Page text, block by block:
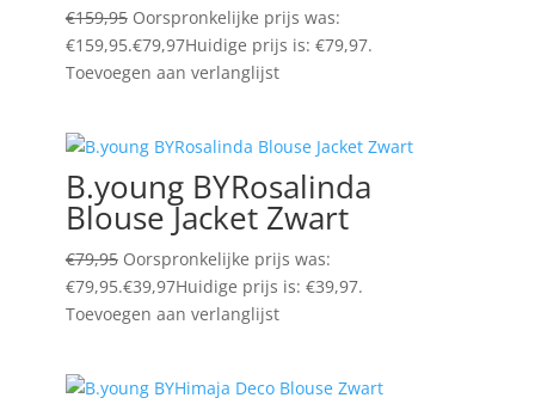
€159,95 Oorspronkelijke prijs was:
€159,95.€79,97Huidige prijs is: €79,97.
Toevoegen aan verlanglijst
B.young BYRosalinda
Blouse Jacket Zwart
€79,95 Oorspronkelijke prijs was:
€79,95.€39,97Huidige prijs is: €39,97.
Toevoegen aan verlanglijst